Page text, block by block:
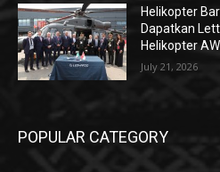
Helikopter
Dapatkan
Helikopter
July 21, 2026
POPULAR CATEGORY